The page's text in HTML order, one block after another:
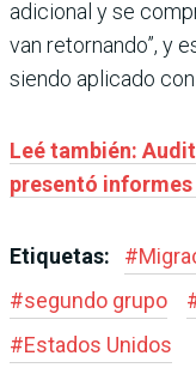
adicional y se
van retornando”, y
siendo aplicado
Leé también:
presentó
Etiquetas: #
#segundo grupo
#Estados Unidos